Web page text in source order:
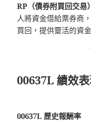
RP（債券附買回交易）
人將資金借給票券商
買回，提供靈活的資
00637L 績效
00637L 歷史報酬率